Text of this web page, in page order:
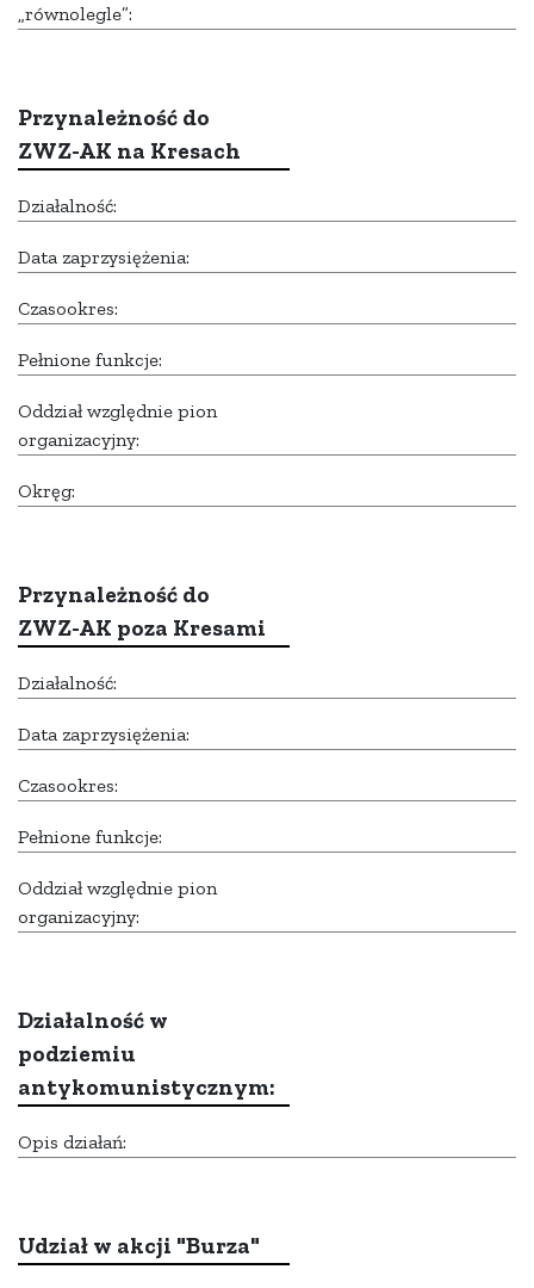
„równolegle”:
Przynależność do
ZWZ-AK na Kresach
Działalność:
Data zaprzysiężenia:
Czasookres:
Pełnione funkcje:
Oddział względnie pion
organizacyjny:
Okręg:
Przynależność do
ZWZ-AK poza Kresami
Działalność:
Data zaprzysiężenia:
Czasookres:
Pełnione funkcje:
Oddział względnie pion
organizacyjny:
Działalność w
podziemiu
antykomunistycznym:
Opis działań:
Udział w akcji "Burza"